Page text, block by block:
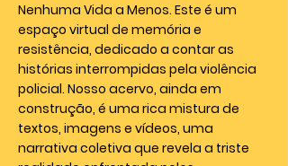
Nenhuma Vida a Menos. Este é um
espaço virtual de memória e
resistência, dedicado a contar as
histórias interrompidas pela violência
policial. Nosso acervo, ainda em
construção, é uma rica mistura de
textos, imagens e vídeos, uma
narrativa coletiva que revela a triste